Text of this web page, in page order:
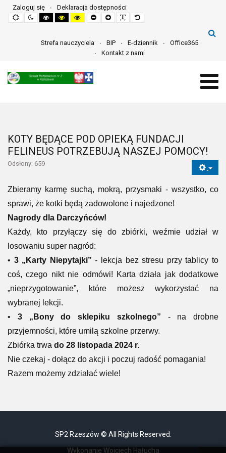
Zaloguj się
Deklaracja dostępności
Default
mode
Night
mode
High
contrast
mode
High
contrast
mode
High
contrast
mode
Set
smaller
Set
larger
Make
font
Set
default
Strefa nauczyciela
BIP E-dziennik
Office365
Kontakt z nami
KOTY BĘDĄCE POD OPIEKĄ FUNDACJI
FELINEUS POTRZEBUJĄ NASZEJ POMOCY!
Odsłony: 659
Zbieramy karmę suchą, mokrą, przysmaki - wszystko, co
sprawi, że kotki będą zadowolone i najedzone!
Nagrody dla Darczyńców!
Każdy, kto przyłączy się do zbiórki, weźmie udział w
losowaniu super nagród:
• 3 „Karty Niepytajki” - lekcja bez stresu przy tablicy to
coś, czego nikt nie odmówi! Karta działa jak dodatkowe
„nieprzygotowanie”, które możesz wykorzystać na
wybranej lekcji.
• 3 „Bony do sklepiku szkolnego” - na drobne
przyjemności, które umilą szkolne przerwy.
Zbiórka trwa do 28 listopada 2024 r.
Nie czekaj - dołącz do akcji i poczuj radość pomagania!
Razem możemy zdziałać wiele!
SP2 Rzeszów © All Rights Reserved.
Wykonanie Wojciech Hałucha